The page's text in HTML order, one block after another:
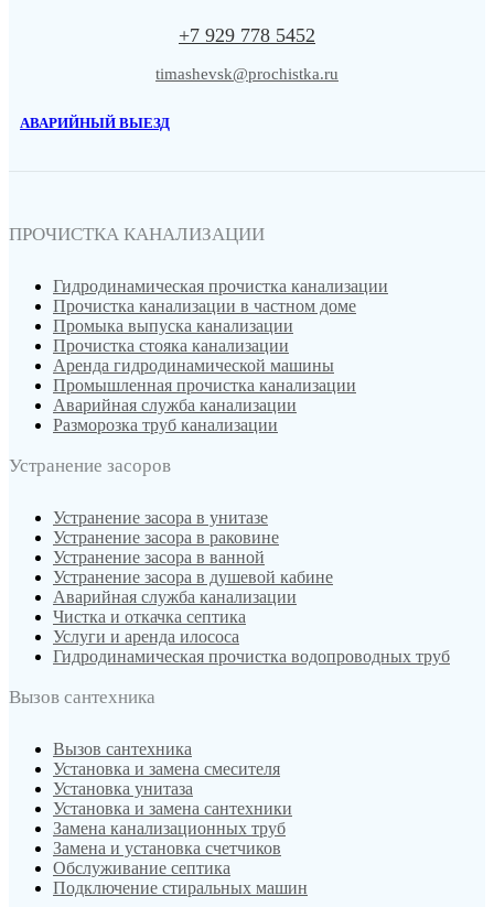
+7 929 778 5452
timashevsk@prochistka.ru
АВАРИЙНЫЙ ВЫЕЗД
ПРОЧИСТКА КАНАЛИЗАЦИИ
Гидродинамическая прочистка канализации
Прочистка канализации в частном доме
Промыка выпуска канализации
Прочистка стояка канализации
Аренда гидродинамической машины
Промышленная прочистка канализации
Аварийная служба канализации
Разморозка труб канализации
Устранение засоров
Устранение засора в унитазе
Устранение засора в раковине
Устранение засора в ванной
Устранение засора в душевой кабине
Аварийная служба канализации
Чистка и откачка септика
Услуги и аренда илососа
Гидродинамическая прочистка водопроводных труб
Вызов сантехника
Вызов сантехника
Установка и замена смесителя
Установка унитаза
Установка и замена сантехники
Замена канализационных труб
Замена и установка счетчиков
Обслуживание септика
Подключение стиральных машин